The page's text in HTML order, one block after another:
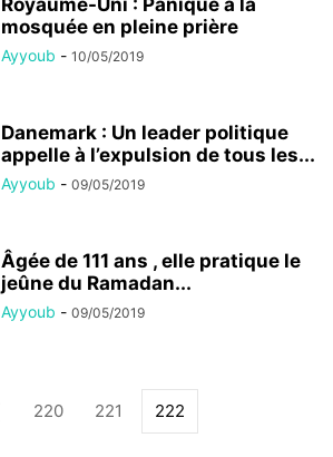
Royaume-Uni : Panique à la
mosquée en pleine prière
Ayyoub - 10/05/2019
Danemark : Un leader politique
appelle à l’expulsion de tous les...
Ayyoub - 09/05/2019
Âgée de 111 ans , elle pratique le
jeûne du Ramadan...
Ayyoub - 09/05/2019
220 221 222